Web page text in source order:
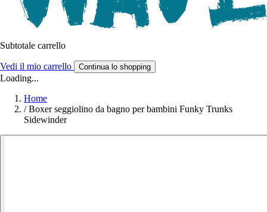
Subtotale carrello
Vedi il mio carrello Continua lo shopping
Loading...
Home
/ Boxer seggiolino da bagno per bambini Funky Trunks
Sidewinder